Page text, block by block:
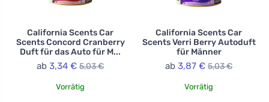
California Scents Car
Scents Concord Cranberry
Duft für das Auto für M...
ab 3,34 € 5,03 €
Vorrätig
California Scents Car
Scents Verri Berry Autoduft
für Männer
ab 3,87 € 5,03 €
Vorrätig